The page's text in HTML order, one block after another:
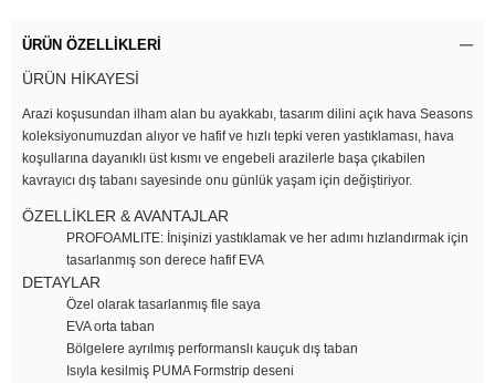
ÜRÜN ÖZELLIKLERI
ÜRÜN HİKAYESİ
Arazi koşusundan ilham alan bu ayakkabı, tasarım dilini açık hava Seasons
koleksiyonumuzdan alıyor ve hafif ve hızlı tepki veren yastıklaması, hava
koşullarına dayanıklı üst kısmı ve engebeli arazilerle başa çıkabilen
kavrayıcı dış tabanı sayesinde onu günlük yaşam için değiştiriyor.
ÖZELLİKLER & AVANTAJLAR
PROFOAMLITE: İnişinizi yastıklamak ve her adımı hızlandırmak için
tasarlanmış son derece hafif EVA
DETAYLAR
Özel olarak tasarlanmış file saya
EVA orta taban
Bölgelere ayrılmış performanslı kauçuk dış taban
Isıyla kesilmiş PUMA Formstrip deseni